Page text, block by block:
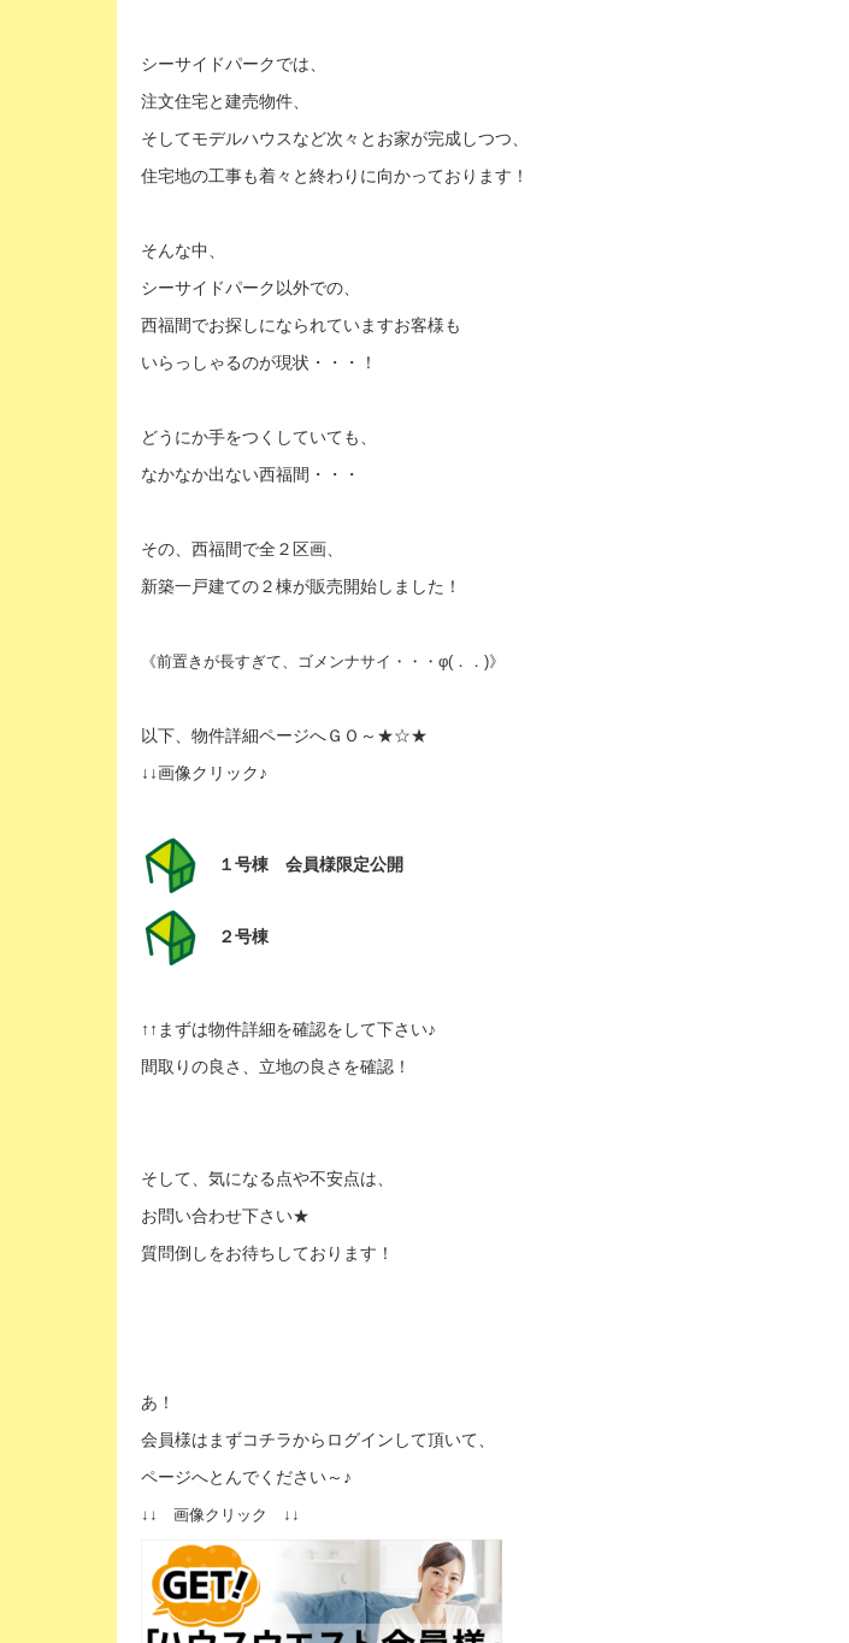
シーサイドパークでは、
注文住宅と建売物件、
そしてモデルハウスなど次々とお家が完成しつつ、
住宅地の工事も着々と終わりに向かっております！
そんな中、
シーサイドパーク以外での、
西福間でお探しになられていますお客様も
いらっしゃるのが現状・・・！
どうにか手をつくしていても、
なかなか出ない西福間・・・
その、西福間で全２区画、
新築一戸建ての２棟が販売開始しました！
《前置きが長すぎて、ゴメンナサイ・・・ φ(．．)》
以下、物件詳細ページへＧＯ～★☆★
↓↓画像クリック♪
１号棟 会員様限定公開
２号棟
↑↑まずは物件詳細を確認をして下さい♪
間取りの良さ、立地の良さを確認！
そして、気になる点や不安点は、
お問い合わせ下さい★
質問倒しをお待ちしております！
あ！
会員様はまずコチラからログインして頂いて、
ページへとんでください～♪
↓↓ 画像クリック ↓↓